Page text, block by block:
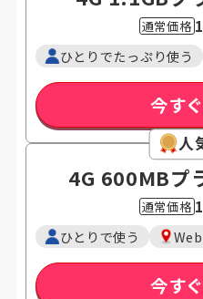
通常価格
ひとりでたっぷり使う
今す
人
4G 600MBプ
通常価格
ひとりで使う
今す